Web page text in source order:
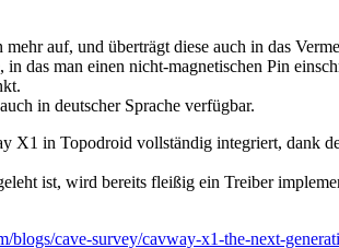
auf, und überträgt diese auch in das
das man einen nicht-magnetischen Pin
in deutscher Sprache verfügbar.
X1 in Topodroid vollständig integriert, dank
ist, wird bereits fleißig ein Treiber
blogs/cave-survey/cavway-x1-the-next-